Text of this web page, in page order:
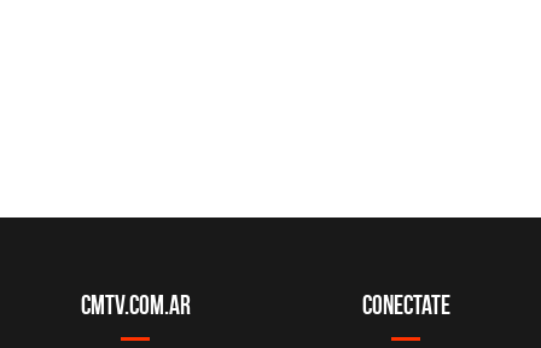
CMTV.com.ar Conectate